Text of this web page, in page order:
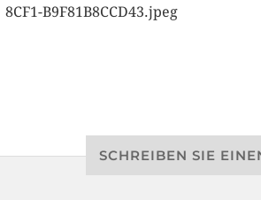
8CF1-B9F81B8CCD43.jpeg
SCHREIBEN SIE